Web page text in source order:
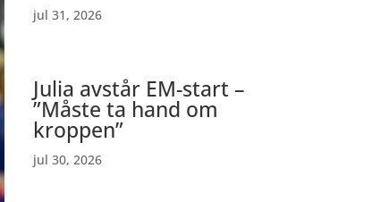
jul 31, 2026
Julia avstår EM-start –
”Måste ta hand om
kroppen”
jul 30, 2026